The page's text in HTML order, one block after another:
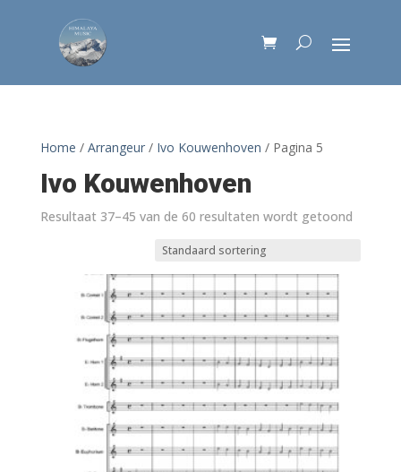
Home / Arrangeur/ Ivo Kouwenhoven / Pagina 5
Ivo Kouwenhoven
Resultaat 37–45 van de 60 resultaten wordt getoond